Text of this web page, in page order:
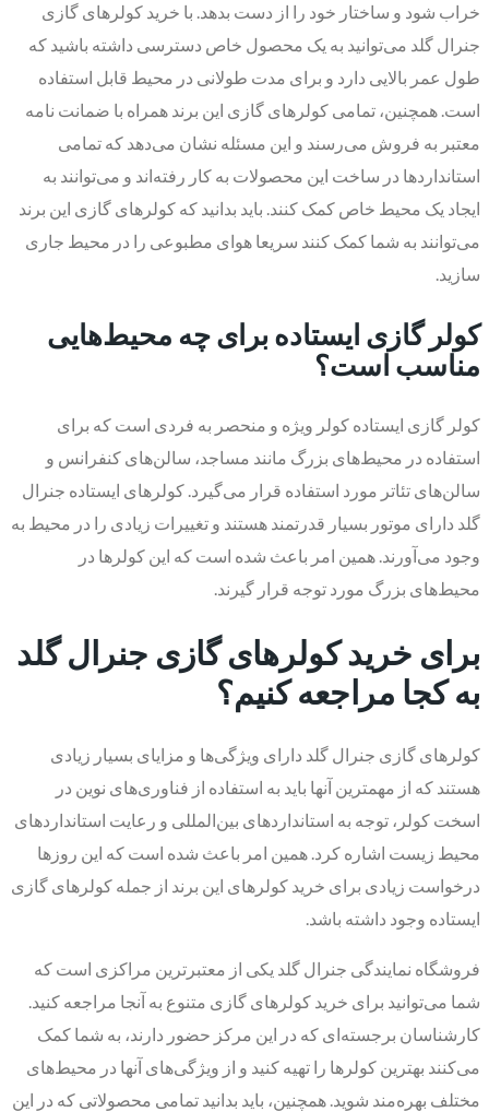
خراب شود و ساختار خود را از دست بدهد. با خرید کولرهای گازی
جنرال گلد می‌توانید به یک محصول خاص دسترسی داشته باشید که
طول عمر بالایی دارد و برای مدت طولانی در محیط قابل استفاده
است. همچنین، تمامی کولرهای گازی این برند همراه با ضمانت نامه
معتبر به فروش می‌رسند و این مسئله نشان می‌دهد که تمامی
استانداردها در ساخت این محصولات به کار رفته‌اند و می‌توانند به
ایجاد یک محیط خاص کمک کنند. باید بدانید که کولرهای گازی این برند
می‌توانند به شما کمک کنند سریعا هوای مطبوعی را در محیط جاری
سازید.
کولر گازی ایستاده برای چه محیط‌هایی
مناسب است؟
کولر گازی ایستاده کولر ویژه‌ و منحصر به فردی است که برای
استفاده در محیط‌های بزرگ مانند مساجد، سالن‌های کنفرانس و
سالن‌های تئاتر مورد استفاده قرار می‌گیرد. کولرهای ایستاده جنرال
گلد دارای موتور بسیار قدرتمند هستند و تغییرات زیادی را در محیط به
وجود می‌آورند. همین امر باعث شده است که این کولرها در
محیط‌های بزرگ مورد توجه قرار گیرند.
برای خرید کولرهای گازی جنرال گلد
به کجا مراجعه کنیم؟
کولرهای گازی جنرال گلد دارای ویژگی‌ها و مزایای بسیار زیادی
هستند که از مهمترین آنها باید به استفاده از فناوری‌های نوین در
اسخت کولر، توجه به استانداردهای بین‌المللی و رعایت استانداردهای
محیط زیست اشاره کرد. همین امر باعث شده است که این روزها
درخواست زیادی برای خرید کولرهای این برند از جمله کولرهای گازی
ایستاده وجود داشته باشد.
فروشگاه نمایندگی جنرال گلد یکی از معتبرترین مراکزی است که
شما می‌توانید برای خرید کولرهای گازی متنوع به آنجا مراجعه کنید.
کارشناسان برجسته‌ای که در این مرکز حضور دارند، به شما کمک
می‌کنند بهترین کولرها را تهیه کنید و از ویژگی‌های آنها در محیط‌های
مختلف بهره‌مند شوید. همچنین، باید بدانید تمامی محصولاتی که در این